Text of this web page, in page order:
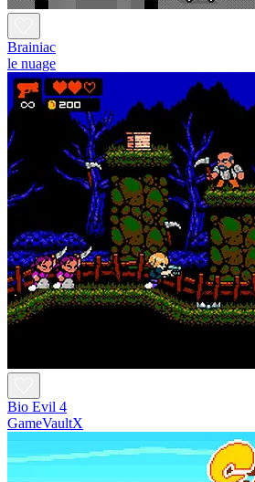
Brainiac
le nuage
Bio Evil 4
GameVaultX